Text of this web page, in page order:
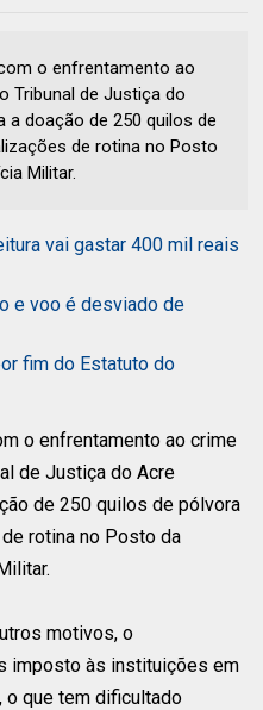
o enfrentamento ao
Tribunal de Justiça do
doação de 250 quilos de
de rotina no Posto
Militar.
vai gastar 400 mil reais
e voo é desviado de
fim do Estatuto do
o enfrentamento ao crime
de Justiça do Acre
de 250 quilos de pólvora
rotina no Posto da
motivos, o
imposto às instituições em
o que tem dificultado